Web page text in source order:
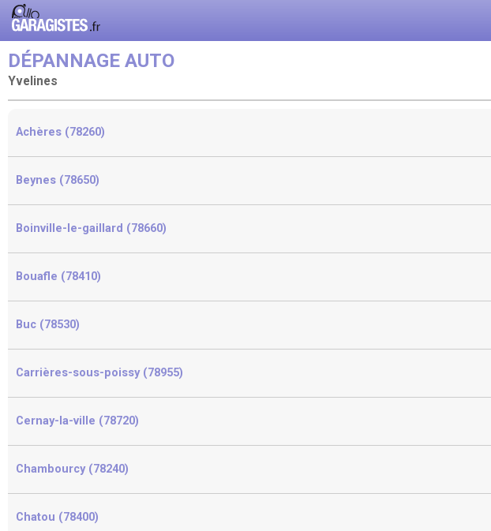
DÉPANNAGE AUTO
Yvelines
Achères (78260)
Beynes (78650)
Boinville-le-gaillard (78660)
Bouafle (78410)
Buc (78530)
Carrières-sous-poissy (78955)
Cernay-la-ville (78720)
Chambourcy (78240)
Chatou (78400)